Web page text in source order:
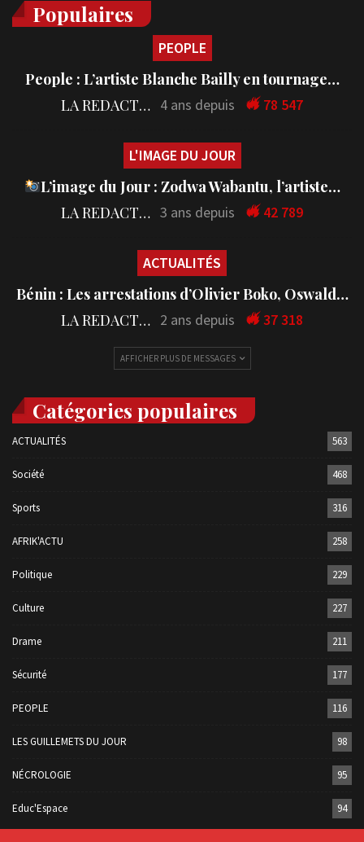
Populaires
PEOPLE
People : L’artiste Blanche Bailly en tournage…
LA REDACTION 4 ans depuis 78 547
L'IMAGE DU JOUR
L’image du Jour : Zodwa Wabantu, l’artiste…
LA REDACTION 3 ans depuis 42 789
ACTUALITÉS
Bénin : Les arrestations d’Olivier Boko, Oswald…
LA REDACTION 2 ans depuis 37 318
AFFICHER PLUS DE MESSAGES
Catégories populaires
ACTUALITÉS 563
Société 468
Sports 316
AFRIK'ACTU 258
Politique 229
Culture 227
Drame 211
Sécurité 177
PEOPLE 116
LES GUILLEMETS DU JOUR 98
NÉCROLOGIE 95
Educ'Espace 94